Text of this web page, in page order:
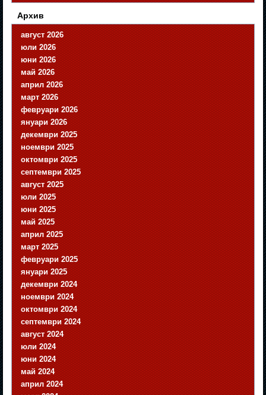
Архив
август 2026
юли 2026
юни 2026
май 2026
април 2026
март 2026
февруари 2026
януари 2026
декември 2025
ноември 2025
октомври 2025
септември 2025
август 2025
юли 2025
юни 2025
май 2025
април 2025
март 2025
февруари 2025
януари 2025
декември 2024
ноември 2024
октомври 2024
септември 2024
август 2024
юли 2024
юни 2024
май 2024
април 2024